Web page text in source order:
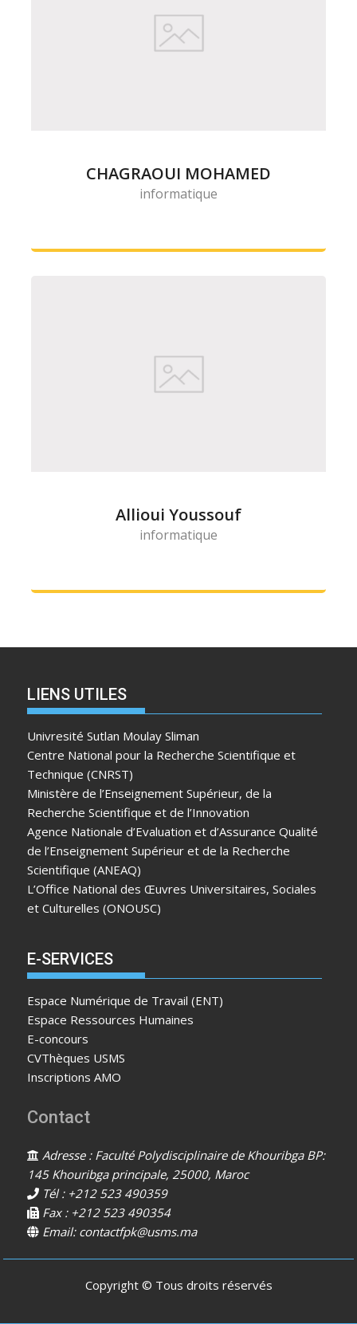
CHAGRAOUI MOHAMED
informatique
Allioui Youssouf
informatique
LIENS UTILES
Univresité Sutlan Moulay Sliman
Centre National pour la Recherche Scientifique et
Technique (CNRST)
Ministère de l’Enseignement Supérieur, de la
Recherche Scientifique et de l’Innovation
Agence Nationale d’Evaluation et d’Assurance Qualité
de l’Enseignement Supérieur et de la Recherche
Scientifique (ANEAQ)
L’Office National des Œuvres Universitaires, Sociales
et Culturelles (ONOUSC)
E-SERVICES
Espace Numérique de Travail (ENT)
Espace Ressources Humaines
E-concours
CVThèques USMS
Inscriptions AMO
Contact
Adresse : Faculté Polydisciplinaire de Khouribga BP:
145 Khouribga principale, 25000, Maroc
Tél : +212 523 490359
Fax : +212 523 490354
Email: contactfpk@usms.ma
Copyright © Tous droits réservés